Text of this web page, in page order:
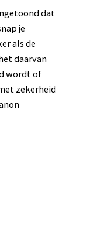
dat
je
als de
daarvan
wordt of
zekerheid